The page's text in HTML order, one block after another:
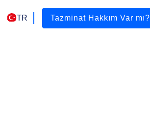
TR Tazminat Hakkım Var mı?